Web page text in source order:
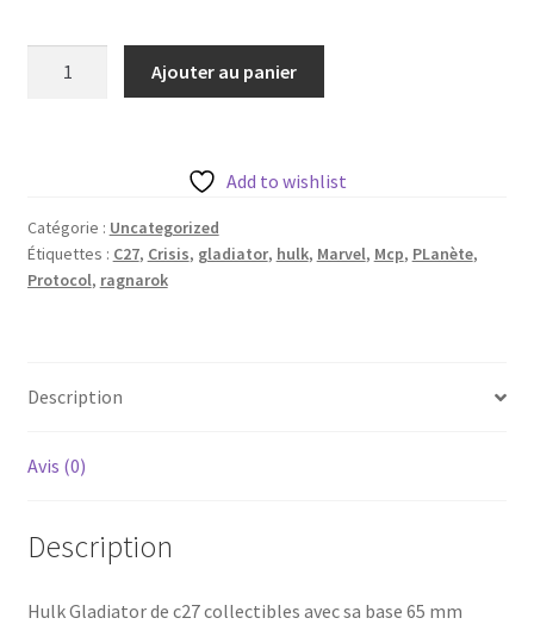
collectibles
avec
sa
mm
Ajouter au panier
Add to wishlist
Catégorie : Uncategorized
Étiquettes : C27, Crisis, gladiator, hulk, Marvel, Mcp, PLanète,
Protocol, ragnarok
Description
Avis (0)
Description
Hulk Gladiator de c27 collectibles avec sa base 65 mm